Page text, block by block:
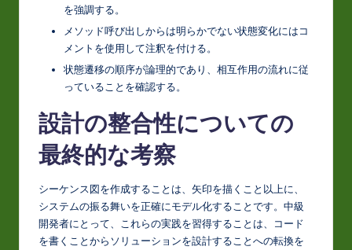
を強調する。
メソッド呼び出しからは明らかでない状態変化にはコ
メントを使用して注釈を付ける。
状態遷移の順序が論理的であり、相互作用の流れに従
っていることを確認する。
設計の整合性についての
最終的な考察
シーケンス図を作成することは、矢印を描くこと以上に、
システムの振る舞いを正確にモデル化することです。中級
開発者にとって、これらの実践を習得することは、コード
を書くことからソリューションを設計することへの転換を